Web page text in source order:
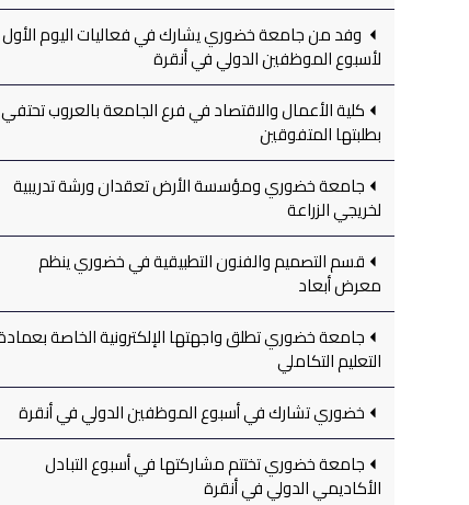
وفد من جامعة خضوري يشارك في فعاليات اليوم الأول
لأسبوع الموظفين الدولي في أنقرة
كلية الأعمال والاقتصاد في فرع الجامعة بالعروب تحتفي
بطلبتها المتفوقين
جامعة خضوري ومؤسسة الأرض تعقدان ورشة تدريبية
لخريجي الزراعة
قسم التصميم والفنون التطبيقية في خضوري ينظم
معرض أبعاد
جامعة خضوري تطلق واجهتها الإلكترونية الخاصة
التعليم التكاملي
خضوري تشارك في أسبوع الموظفين الدولي في أنقرة
جامعة خضوري تختتم مشاركتها في أسبوع التبادل
الأكاديمي الدولي في أنقرة